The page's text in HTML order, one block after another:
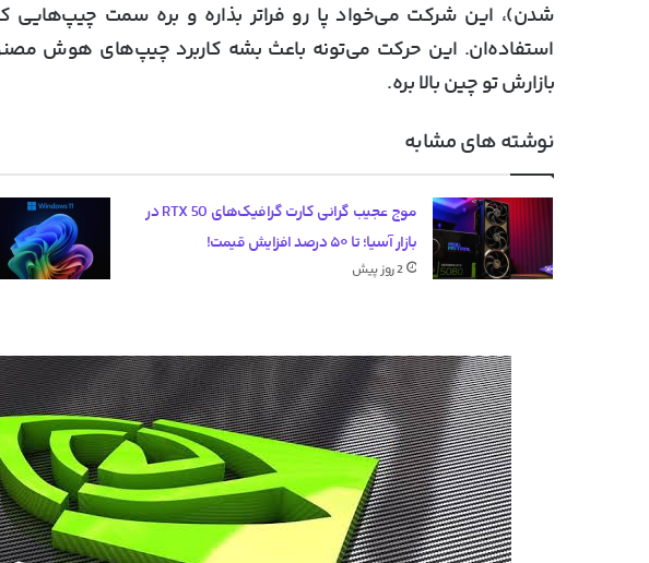
شدن)، این شرکت می‌خواد پا رو فراتر بذاره و بره سمت
استفاده‌ان. این حرکت می‌تونه باعث بشه کاربرد چیپ‌های هوش
بازارش تو چین بالا بره.
نوشته های مشابه
موج عجیب گرانی کارت گرافیک‌های RTX 50 در
بازار آسیا؛ تا ۵۰ درصد افزایش قیمت!
2 روز پیش